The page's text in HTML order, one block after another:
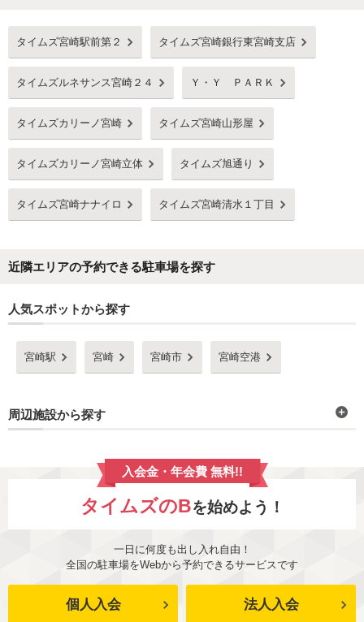
タイムズ宮崎駅前第２ タイムズ宮崎銀行東宮崎支店
タイムズルネサンス宮崎２４ Ｙ・Ｙ ＰＡＲＫ
タイムズカリーノ宮崎 タイムズ宮崎山形屋
タイムズカリーノ宮崎立体 タイムズ旭通り
タイムズ宮崎ナナイロ タイムズ宮崎清水１丁目
近隣エリアの予約できる駐車場を探す
人気スポットから探す
宮崎駅 宮崎 宮崎市 宮崎空港
周辺施設から探す
入会金・年会費 無料!!
タイムズのBを始めよう！
一日に何度も出し入れ自由！
全国の駐車場をWebから予約できるサービスです
個人入会 法人入会